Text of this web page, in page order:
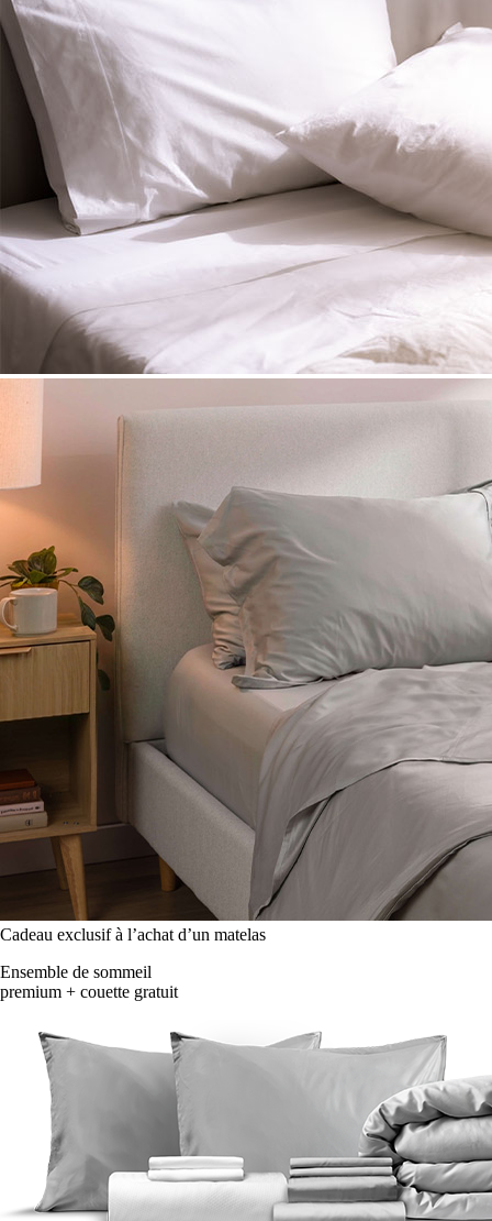
Cadeau exclusif à l’achat d’un matelas
Ensemble de sommeil
premium + couette gratuit